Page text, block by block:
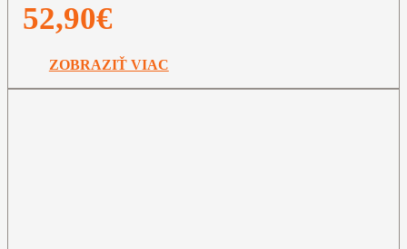
52,90€
ZOBRAZIŤ VIAC